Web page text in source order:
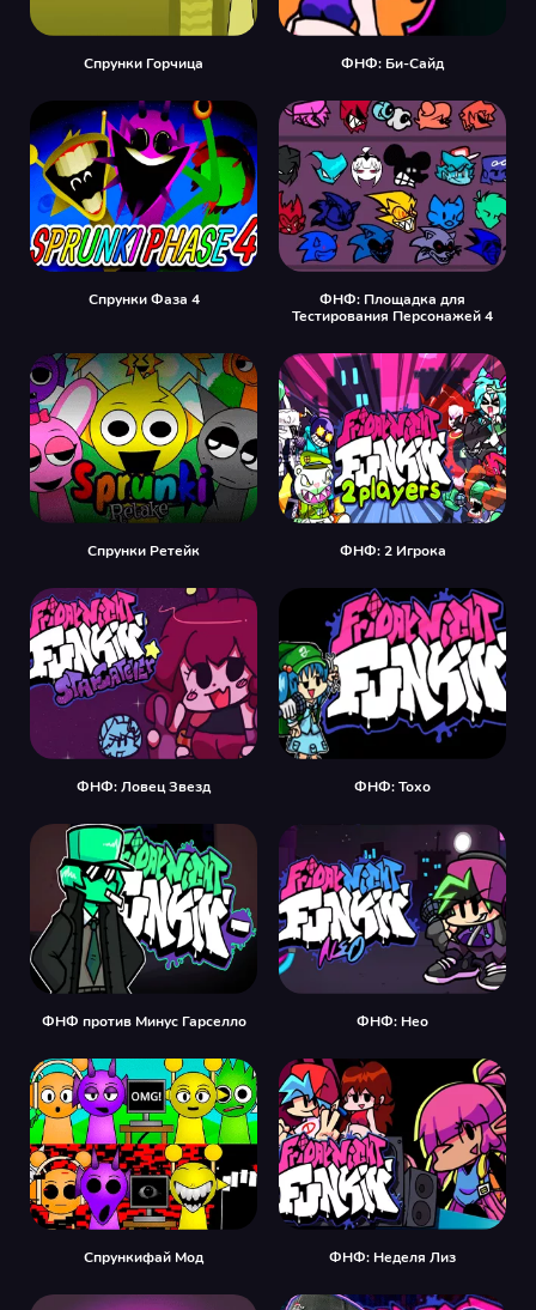
Спрунки Горчица ФНФ: Би-Сайд
Спрунки Фаза 4
ФНФ: Площадка для
Тестирования Персонажей 4
Спрунки Ретейк ФНФ: 2 Игрока
ФНФ: Ловец Звезд ФНФ: Тохо
ФНФ против Минус Гарселло ФНФ: Нео
Спрункифай Мод ФНФ: Неделя Лиз